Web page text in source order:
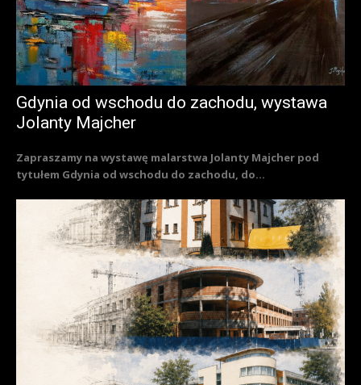
Gdynia od wschodu do zachodu, wystawa
Jolanty Majcher
Zapraszamy na wystawę malarstwa Jolanty Majcher pod
tytułem Gdynia od wschodu do zachodu, do...